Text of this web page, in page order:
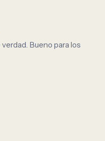
Bueno para los